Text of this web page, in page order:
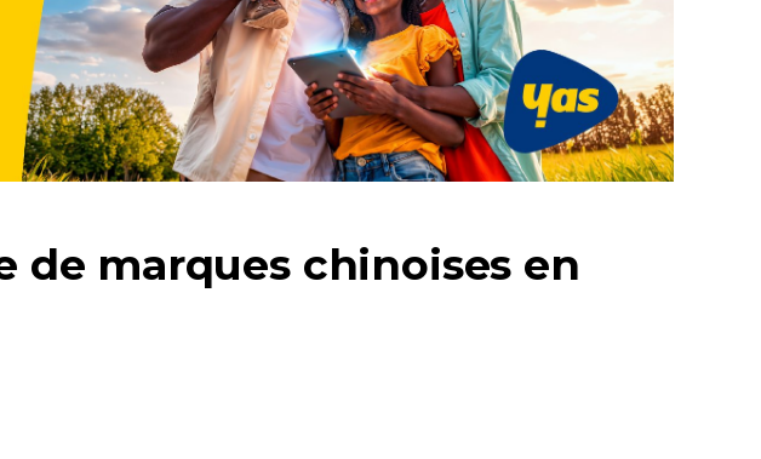
de marques chinoises en